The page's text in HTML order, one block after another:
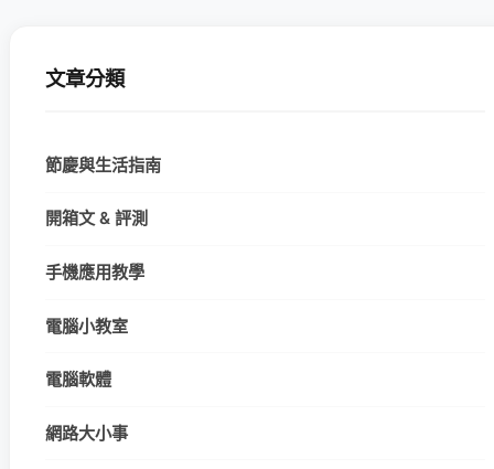
文章分類
節慶與生活指南
開箱文 & 評測
手機應用教學
電腦小教室
電腦軟體
網路大小事